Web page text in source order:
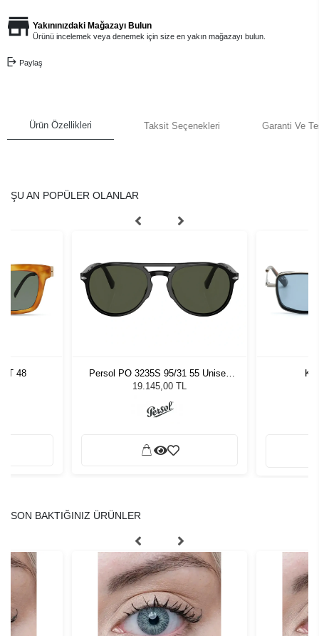
Yakınınızdaki Mağazayı Bulun
Ürünü incelemek veya denemek için size en yakın mağazayı bulun.
Paylaş
Ürün Özellikleri Taksit Seçenekleri Garanti Ve
ŞU AN POPÜLER OLANLAR
48
Persol PO 3235S 95/31 55 Unisex
Güneş Gözlüğü
19.145,00 TL
SON BAKTIĞINIZ ÜRÜNLER